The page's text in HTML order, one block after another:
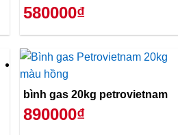
580000₫
bình gas 20kg petrovietnam
890000₫